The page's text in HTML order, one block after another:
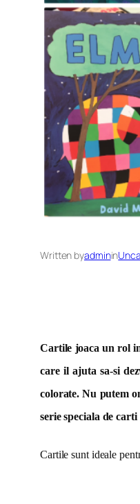
Written byadminin
Cartile joaca un rol
care il ajuta sa-si
colorate. Nu putem
serie speciala de
Cartile sunt ideale